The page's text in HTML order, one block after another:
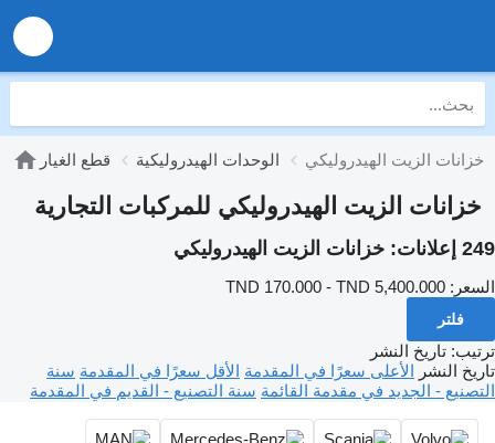
قطع الغيار الوحدات الهيدروليكية خزانات الزيت الهيدروليكي
خزانات الزيت الهيدروليكي للمركبات التجارية
249 إعلانات: خزانات الزيت الهيدروليكي
السعر: TND 170.000 - TND 5,400.000
فلتر
ترتيب: تاريخ النشر
تاريخ النشر الأعلى سعرًا في المقدمة الأقل سعرًا في المقدمة سنة
التصنيع - الجديد في مقدمة القائمة سنة التصنيع - القديم في المقدمة